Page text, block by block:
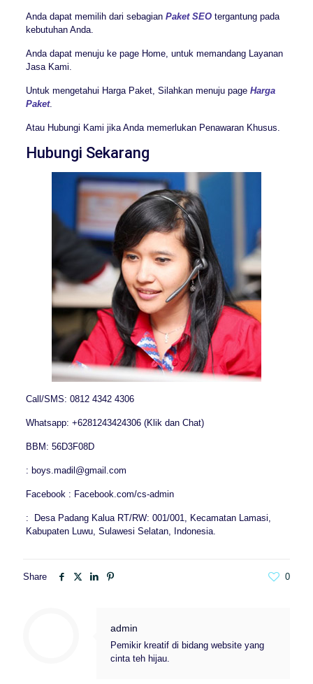
Anda dapat memilih dari sebagian Paket SEOtergantung pada
kebutuhan Anda.
Anda dapat menuju ke page Home, untuk memandang Layanan
Jasa Kami.
Untuk mengetahui Harga Paket, Silahkan menuju page Harga
Paket.
Atau Hubungi Kami jika Anda memerlukan Penawaran Khusus.
Hubungi Sekarang
Call/SMS: 0812 4342 4306
Whatsapp: +6281243424306 (Klik dan Chat)
BBM: 56D3F08D
: boys.madil@gmail.com
Facebook : Facebook.com/cs-admin
: Desa Padang Kalua RT/RW: 001/001, Kecamatan Lamasi,
Kabupaten Luwu, Sulawesi Selatan, Indonesia.
Share 0
admin
Pemikir kreatif di bidang website yang
cinta teh hijau.